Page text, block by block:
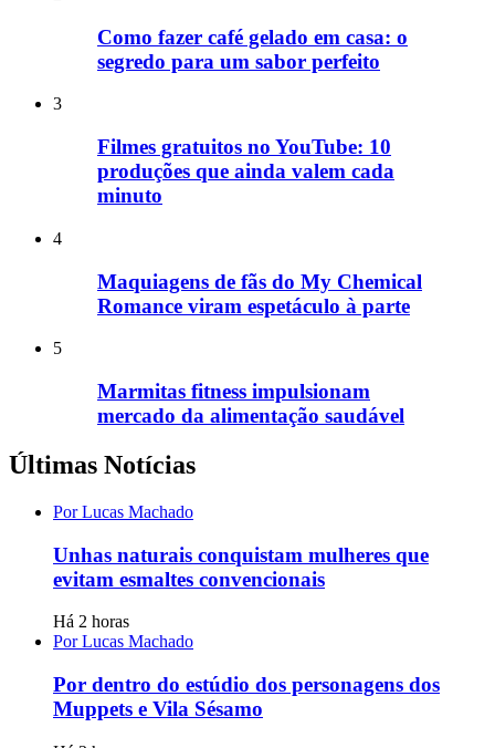
Como fazer café gelado em casa: o
segredo para um sabor perfeito
3
Filmes gratuitos no YouTube: 10
produções que ainda valem cada
minuto
4
Maquiagens de fãs do My Chemical
Romance viram espetáculo à parte
5
Marmitas fitness impulsionam
mercado da alimentação saudável
Últimas Notícias
Por Lucas Machado
Unhas naturais conquistam mulheres que
evitam esmaltes convencionais
Há 2 horas
Por Lucas Machado
Por dentro do estúdio dos personagens dos
Muppets e Vila Sésamo